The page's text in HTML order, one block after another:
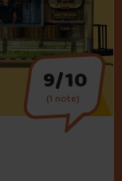
9/10
(1 note)